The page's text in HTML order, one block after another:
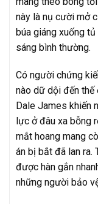
này là nụ cười mở
búa giáng xuống
sáng bình thường.
Có người chứng
nào dữ dội đến thế
Dale James khiến
lực ở đâu xa bỗng
mắt hoang mang
án bị bắt đã lan ra.
được hàn gắn
những người bảo